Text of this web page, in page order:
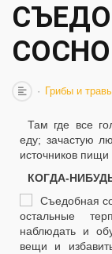
Грибы и
Там где все
еду; зачастую
источников пищи
КОГДА-
остальные
наблюдать и
вещи и